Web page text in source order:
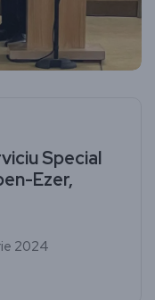
Special
Ezer,
2024